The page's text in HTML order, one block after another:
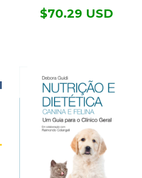
edição
$70.29 USD